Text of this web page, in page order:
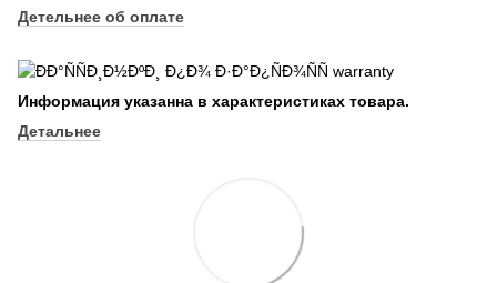
Детельнее об оплате
Информация указанна в характеристиках товара.
Детальнее